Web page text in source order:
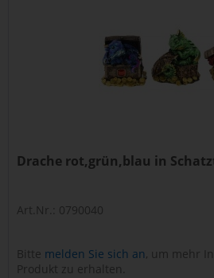
Drache rot,grün,blau in
Art.Nr.: 0790040
Bitte melden Sie sich an, um mehr
Produkt zu erhalten.